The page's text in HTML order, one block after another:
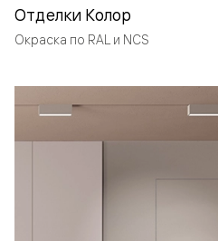
Отделки Колор
Окраска по RAL и NCS